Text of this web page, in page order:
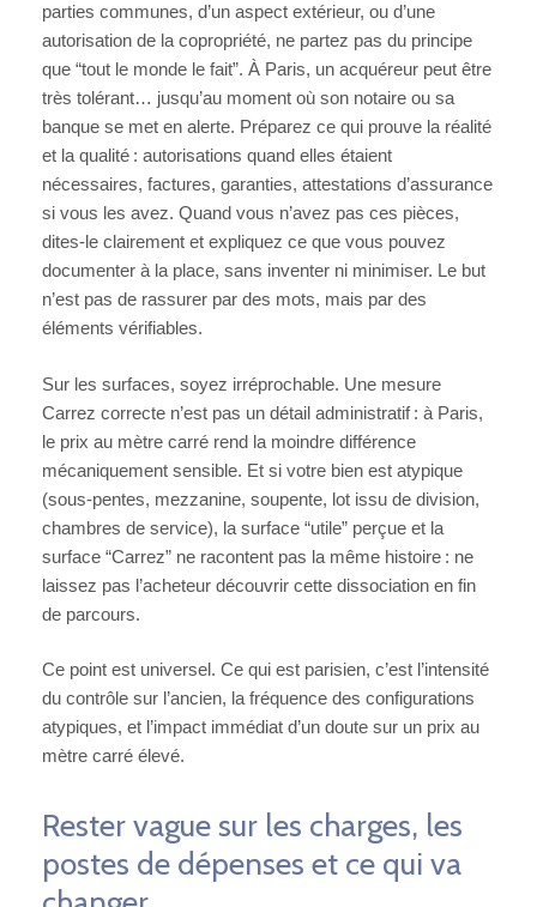
parties communes, d’un aspect extérieur, ou d’une
autorisation de la copropriété, ne partez pas du principe
que “tout le monde le fait”. À Paris, un acquéreur peut être
très tolérant… jusqu’au moment où son notaire ou sa
banque se met en alerte. Préparez ce qui prouve la réalité
et la qualité : autorisations quand elles étaient
nécessaires, factures, garanties, attestations d’assurance
si vous les avez. Quand vous n’avez pas ces pièces,
dites-le clairement et expliquez ce que vous pouvez
documenter à la place, sans inventer ni minimiser. Le but
n’est pas de rassurer par des mots, mais par des
éléments vérifiables.
Sur les surfaces, soyez irréprochable. Une mesure
Carrez correcte n’est pas un détail administratif : à Paris,
le prix au mètre carré rend la moindre différence
mécaniquement sensible. Et si votre bien est atypique
(sous-pentes, mezzanine, soupente, lot issu de division,
chambres de service), la surface “utile” perçue et la
surface “Carrez” ne racontent pas la même histoire : ne
laissez pas l’acheteur découvrir cette dissociation en fin
de parcours.
Ce point est universel. Ce qui est parisien, c’est l’intensité
du contrôle sur l’ancien, la fréquence des configurations
atypiques, et l’impact immédiat d’un doute sur un prix au
mètre carré élevé.
Rester vague sur les charges, les
postes de dépenses et ce qui va